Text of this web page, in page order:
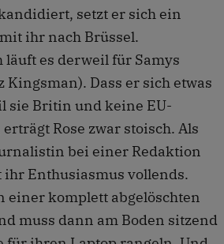
setzt er sich ein
ihr nach Brüssel.
es derweil für Samys
Kingsman). Dass er sich etwas
sie Britin und keine EU-
Rose zwar stoisch. Als
bei einer Redaktion
Enthusiasmus vollends.
einer komplett abgelöschten
muss dann am Boden sitzend